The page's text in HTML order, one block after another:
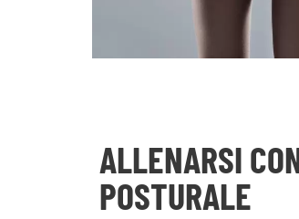
ALLENARSI
POSTURALE